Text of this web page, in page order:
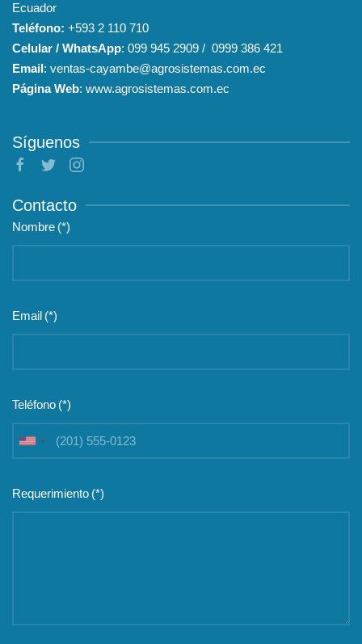
Ecuador
Teléfono: +593 2 110 710
Celular / WhatsApp: 099 945 2909 / 0999 386 421
Email: ventas-cayambe@agrosistemas.com.ec
Página Web: www.agrosistemas.com.ec
Síguenos
Contacto
Nombre (*)
Email (*)
Teléfono (*)
United
Requerimiento (*)